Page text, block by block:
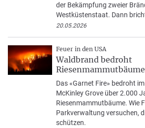
der Bekämpfung zweier
Westküstenstaat. Dann
20.05.2026
Feuer in den USA
Waldbrand bedroht
Das «Garnet Fire» bedroht
McKinley Grove über 2.000
Riesenmammutbäume. Wie
Parkverwaltung versuchen,
schützen.